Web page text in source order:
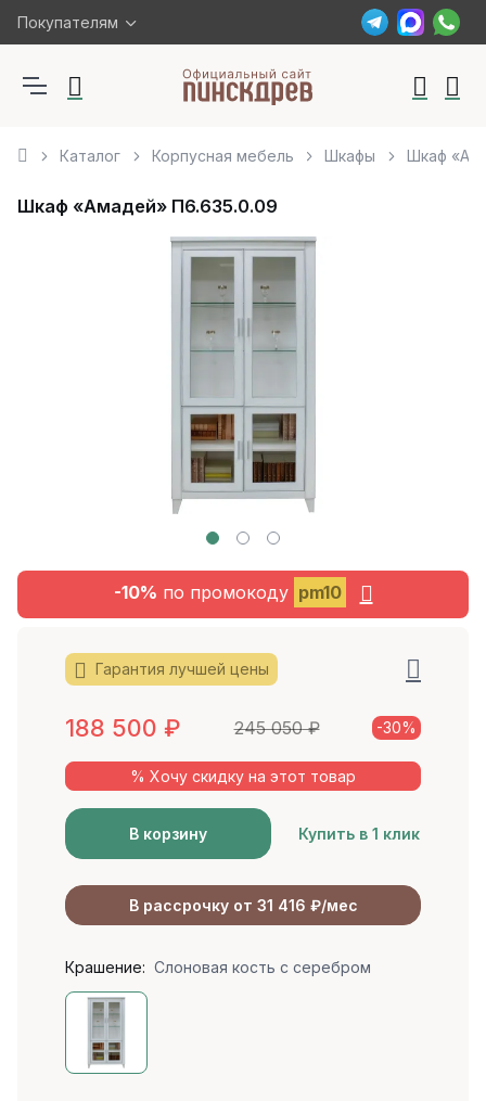
Покупателям
Каталог Корпусная мебель Шкафы Шкаф
Шкаф «Амадей» П6.635.0.09
-10% по промокоду pm10
Гарантия лучшей цены
188 500 ₽ 245 050₽ -30%
% Хочу скидку на этот товар
В корзину Купить в 1 клик
В рассрочку от 31 416 ₽/мес
Крашение: Слоновая кость с серебром